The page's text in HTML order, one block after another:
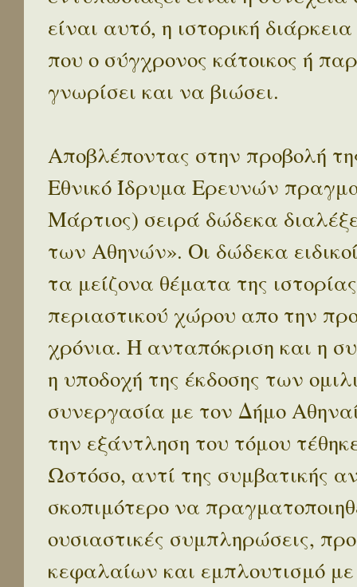
είναι αυτό, η ιστορική
που ο σύγχρονος κάτοικος ή
γνωρίσει και να βιώσει.
Αποβλέποντας στην προβολή
Εθνικό Ίδρυμα Ερευνών
Μάρτιος) σειρά δώδεκα
των Αθηνών». Οι δώδεκα
τα μείζονα θέματα της
περιαστικού χώρου απο την
χρόνια. Η ανταπόκριση και η
η υποδοχή της έκδοσης των
συνεργασία με τον Δήμο
την εξάντληση του τόμου
Ωστόσο, αντί της συμβατικής
σκοπιμότερο να
ουσιαστικές συμπληρώσεις,
κεφαλαίων και εμπλουτισμό